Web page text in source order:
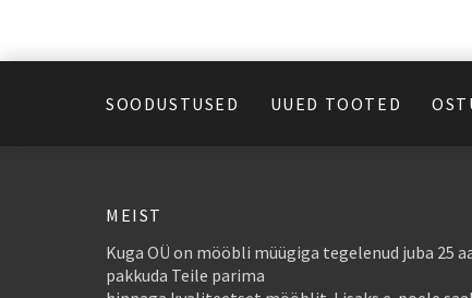
SOODUSTUSED UUED TOOTED
MEIST
Kuga OÜ on mööbli müügiga tegelenud juba 25
pakkuda Teile parima